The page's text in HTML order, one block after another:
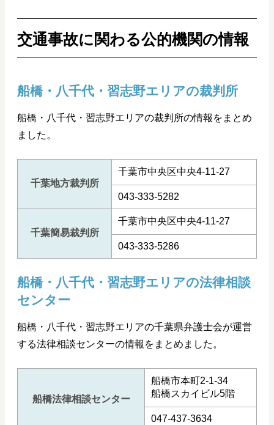
交通事故に関わる公的機関の情報
船橋・八千代・習志野エリアの裁判所
船橋・八千代・習志野エリアの裁判所の情報をまとめ
ました。
千葉地方裁判所
千葉市中央区中央4-11-27
043-333-5282
千葉簡易裁判所
千葉市中央区中央4-11-27
043-333-5286
船橋・八千代・習志野エリアの法律相談
センター
船橋・八千代・習志野エリアの千葉県弁護士会が運営
する法律相談センターの情報をまとめました。
船橋法律相談センター
船橋市本町2-1-34
船橋スカイビル5階
047-437-3634